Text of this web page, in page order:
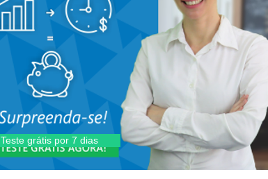
Teste grátis por 7 dias